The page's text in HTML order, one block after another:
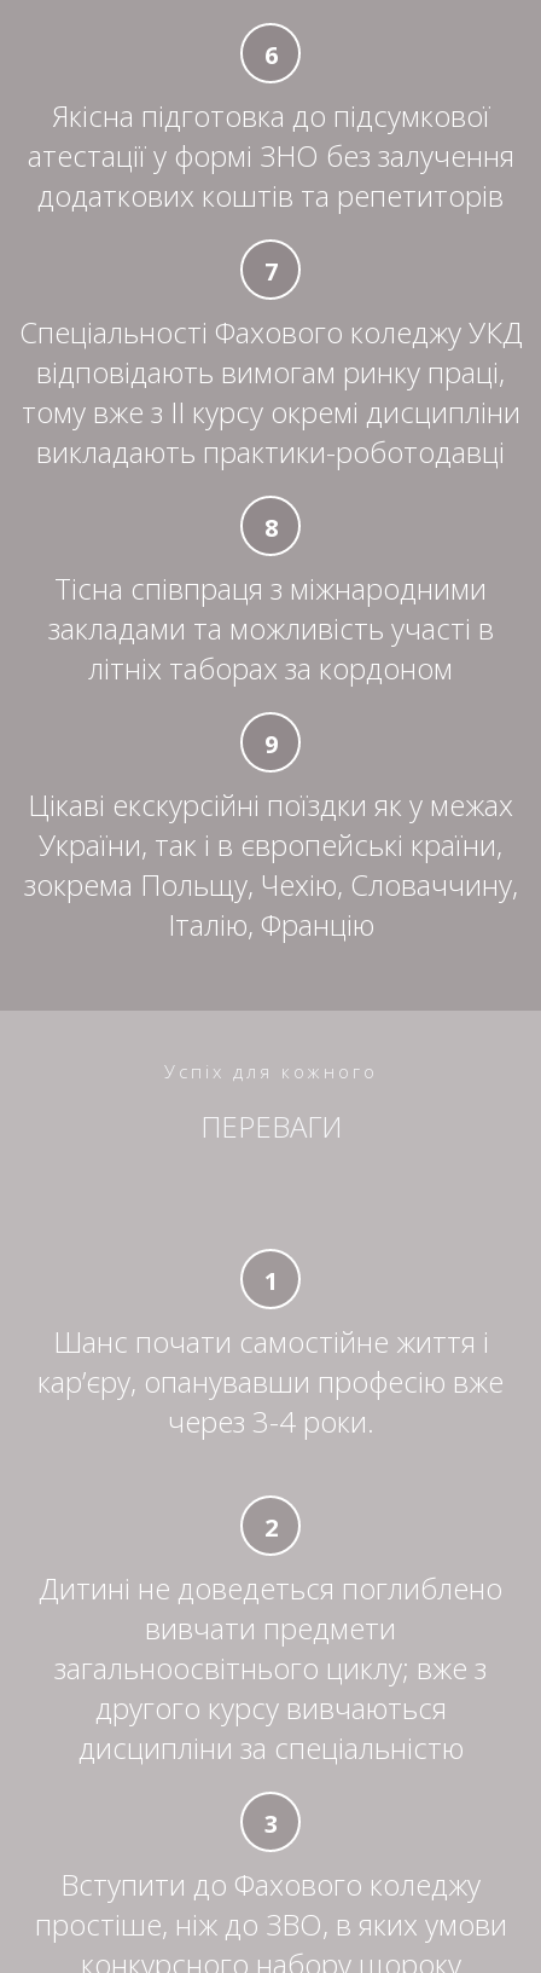
6
Якісна підготовка до підсумкової
атестації у формі ЗНО без залучення
додаткових коштів та репетиторів
7
Спеціальності Фахового коледжу УКД
відповідають вимогам ринку праці,
тому вже з ІІ курсу окремі дисципліни
викладають практики-роботодавці
8
Тісна співпраця з міжнародними
закладами та можливість участі в
літніх таборах за кордоном
9
Цікаві екскурсійні поїздки як у межах
України, так і в європейські країни,
зокрема Польщу, Чехію, Словаччину,
Італію, Францію
Успіх для кожного
ПЕРЕВАГИ
1
Шанс почати самостійне життя і
кар’єру, опанувавши професію вже
через 3-4 роки.
2
Дитині не доведеться поглиблено
вивчати предмети
загальноосвітнього циклу; вже з
другого курсу вивчаються
дисципліни за спеціальністю
3
Вступити до Фахового коледжу
простіше, ніж до ЗВО, в яких умови
конкурсного набору щороку